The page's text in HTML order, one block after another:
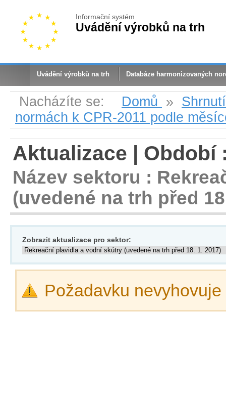
Informační systém
Uvádění výrobků na trh
Uvádění výrobků na trh Databáze harmonizovaných
Nacházíte se: Domů »
normách k CPR-2011 podle
Aktualizace | Období
Název sektoru :
(uvedené na trh před
Zobrazit aktualizace pro sektor:
Požadavku